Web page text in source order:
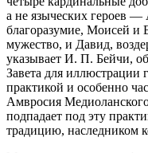
а не языческих героев
благоразумие, Моисей и
мужество, и Давид,
указывает И. П. Бейчи,
Завета для иллюстрации
практикой и особенно
Амвросия
подпадает под эту
традицию, наследником